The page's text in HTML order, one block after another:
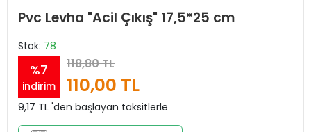
Pvc Levha "Acil Çıkış" 17,5*25 cm
Stok: 78
%7
indirim
118,80 TL
110,00 TL
9,17 TL 'den başlayan taksitlerle